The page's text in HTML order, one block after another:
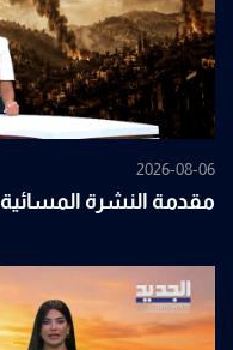
2026-08-06
مقدمة النشرة المسائية 06-08-2026